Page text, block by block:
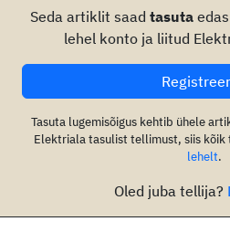
Seda artiklit saad tasuta
lehel konto ja liitud
Tasuta lugemisõigus kehtib ühele
Elektriala tasulist tellimust, siis
lehelt.
Oled juba tellija?